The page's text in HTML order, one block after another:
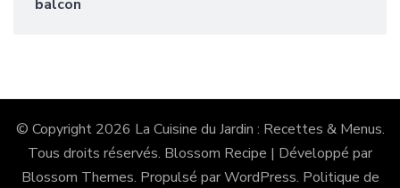
balcon
© Copyright 2026 La Cuisine du Jardin : Recettes & Menus.
Tous droits réservés. Blossom Recipe | Développé par
Blossom Themes. Propulsé parWordPress. Politique de